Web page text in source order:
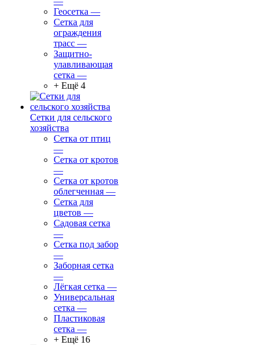
Геосетка —
Сетка для
ограждения
трасс —
Защитно-
улавливающая
сетка —
+ Ещё 4
Сетки для сельского
хозяйства
Сетка от птиц
—
Сетка от кротов
—
Сетка от кротов
облегченная —
Сетка для
цветов —
Садовая сетка
—
Сетка под забор
—
Заборная сетка
—
Лёгкая сетка —
Универсальная
сетка —
Пластиковая
сетка —
+ Ещё 16